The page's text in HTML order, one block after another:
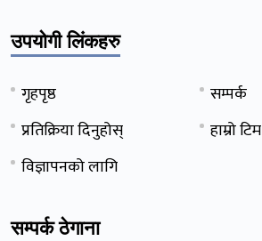
उपयोगी लिंकहरु
गृहपृष्ठ
सम्पर्क
प्रतिक्रिया दिनुहोस्
हाम्रो टिम
विज्ञापनको लागि
सम्पर्क ठेगाना